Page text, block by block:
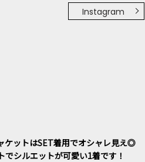
Instagram
ケットはSET着用でオシャレ見え◎
シルエットが可愛い1着です！